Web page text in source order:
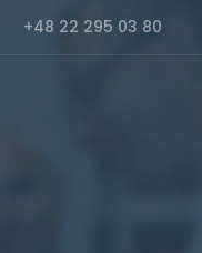
+48 22 295 03 80